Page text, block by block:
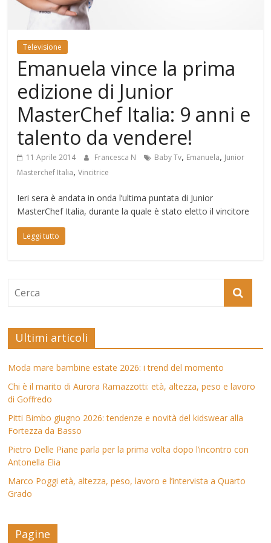
Mondo
Televisione
Emanuela vince la prima
edizione di Junior
MasterChef Italia: 9 anni e
talento da vendere!
11 Aprile 2014 Francesca N Baby Tv, Emanuela, Junior
Masterchef Italia,Vincitrice
Ieri sera è andata in onda l’ultima puntata di Junior
MasterChef Italia, durante la quale è stato eletto il vincitore
Leggi tutto
Ultimi articoli
Moda mare bambine estate 2026: i trend del momento
Chi è il marito di Aurora Ramazzotti: età, altezza, peso e lavoro
di Goffredo
Pitti Bimbo giugno 2026: tendenze e novità del kidswear alla
Fortezza da Basso
Pietro Delle Piane parla per la prima volta dopo l’incontro con
Antonella Elia
Marco Poggi età, altezza, peso, lavoro e l’intervista a Quarto
Grado
Pagine